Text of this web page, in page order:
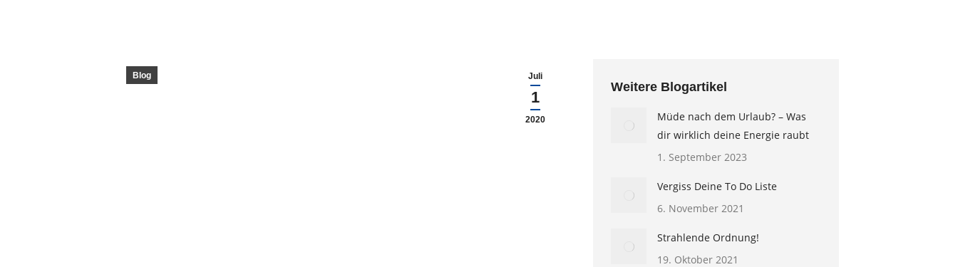
Juli
1
2020
Blog
Weitere Blogartikel
Müde nach dem Urlaub? – Was
dir wirklich deine Energie raubt
1. September 2023
Vergiss Deine To Do Liste
6. November 2021
Strahlende Ordnung!
19. Oktober 2021